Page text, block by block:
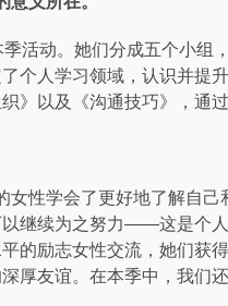
活动。她们分成五个小组
个人学习领域，认识并提升
》以及《沟通技巧》，通
女性学会了更好地了解自己
继续为之努力——这是个
的励志女性交流，她们获
厚友谊。在本季中，我们